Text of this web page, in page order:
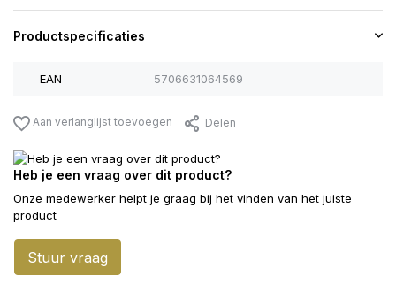
Productspecificaties
EAN 5706631064569
Aan verlanglijst toevoegen Delen
Heb je een vraag over dit product?
Onze medewerker helpt je graag bij het vinden van het juiste
product
Stuur vraag